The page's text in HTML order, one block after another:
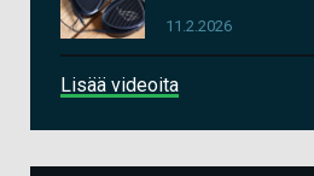
11.2.2026
Lisää videoita